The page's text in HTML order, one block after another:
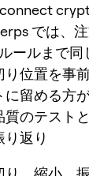
では、
ールまで同
位置を事
留める方
のテスト
返り